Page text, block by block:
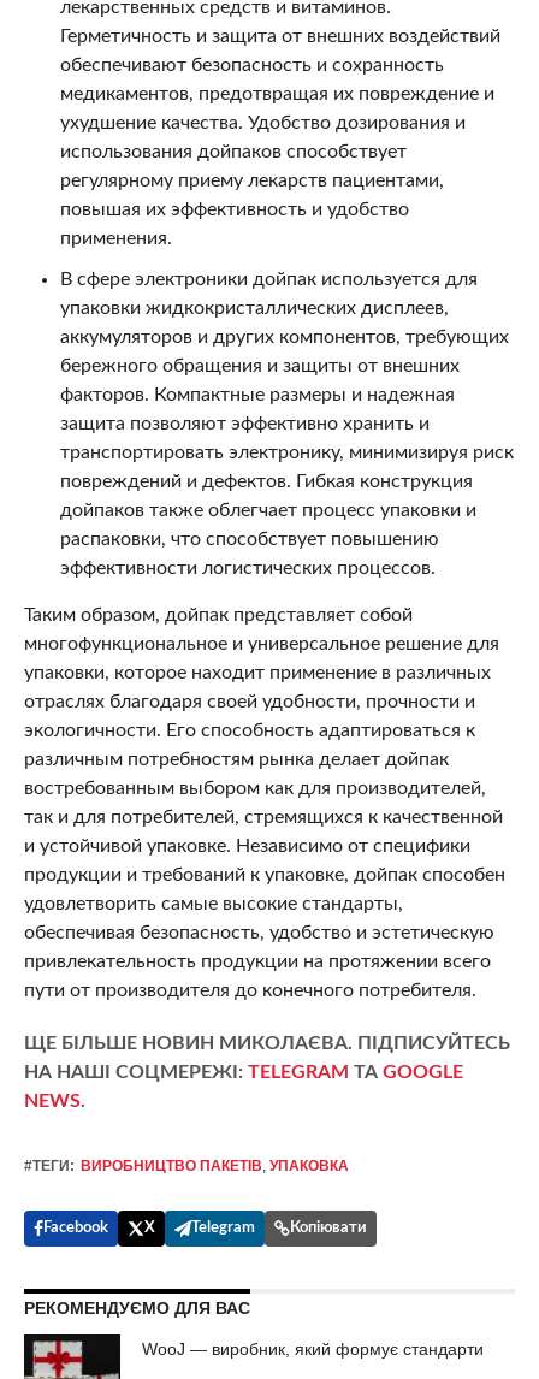
лекарственных средств и витаминов.
Герметичность и защита от внешних воздействий
обеспечивают безопасность и сохранность
медикаментов, предотвращая их повреждение и
ухудшение качества. Удобство дозирования и
использования дойпаков способствует
регулярному приему лекарств пациентами,
повышая их эффективность и удобство
применения.
В сфере электроники дойпак используется для
упаковки жидкокристаллических дисплеев,
аккумуляторов и других компонентов, требующих
бережного обращения и защиты от внешних
факторов. Компактные размеры и надежная
защита позволяют эффективно хранить и
транспортировать электронику, минимизируя риск
повреждений и дефектов. Гибкая конструкция
дойпаков также облегчает процесс упаковки и
распаковки, что способствует повышению
эффективности логистических процессов.
Таким образом, дойпак представляет собой
многофункциональное и универсальное решение для
упаковки, которое находит применение в различных
отраслях благодаря своей удобности, прочности и
экологичности. Его способность адаптироваться к
различным потребностям рынка делает дойпак
востребованным выбором как для производителей,
так и для потребителей, стремящихся к качественной
и устойчивой упаковке. Независимо от специфики
продукции и требований к упаковке, дойпак способен
удовлетворить самые высокие стандарты,
обеспечивая безопасность, удобство и эстетическую
привлекательность продукции на протяжении всего
пути от производителя до конечного потребителя.
ЩЕ БІЛЬШЕ НОВИН МИКОЛАЄВА. ПІДПИСУЙТЕСЬ
НА НАШІ СОЦМЕРЕЖІ: TELEGRAM ТА GOOGLE
NEWS.
#ТЕГИ: ВИРОБНИЦТВО ПАКЕТІВ УПАКОВКА
Facebook X Telegram Копіювати
РЕКОМЕНДУЄМО ДЛЯ ВАС
WooJ — виробник, який формує стандарти